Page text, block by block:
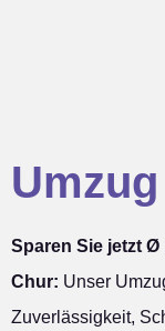
Sparen Sie jetzt Ø
Chur: Unser
Zuverlässigkeit,